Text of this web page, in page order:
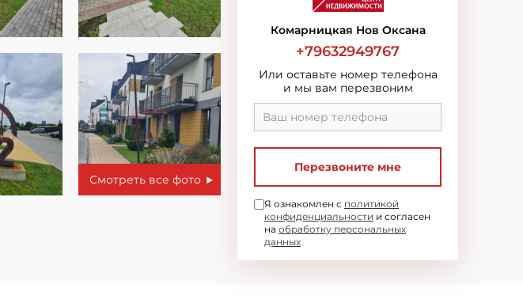
Смотреть все фото
Комарницкая Нов Оксана
+79632949767
Или оставьте номер телефона
и мы вам перезвоним
Перезвоните мне
Я ознакомлен с политикой
конфиденциальности и согласен
на обработку персональных
данных